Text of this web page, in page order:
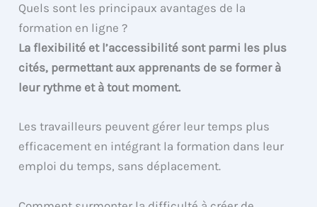
Quels sont les principaux avantages de la
formation en ligne ?
La flexibilité et l’accessibilité sont parmi les plus
cités, permettant aux apprenants de se former à
leur rythme et à tout moment.
Les travailleurs peuvent gérer leur temps plus
efficacement en intégrant la formation dans leur
emploi du temps, sans déplacement.